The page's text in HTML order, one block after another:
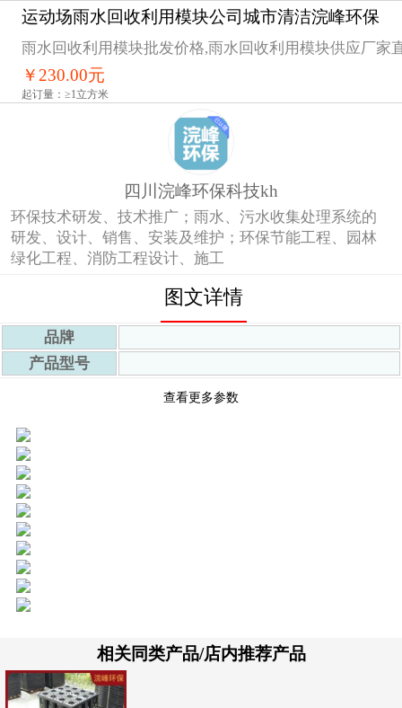
1
2
3
4
5
运动场雨水回收利用模块公司城市清洁浣峰环保
雨水回收利用模块批发价格,雨水回收利用模块供应厂
￥ 230.00元
起订量：≥1立方米
四川浣峰环保科技kh
环保技术研发、技术推广；雨水、污水收集处理系统的
研发、设计、销售、安装及维护；环保节能工程、园林
绿化工程、消防工程设计、施工
图文详情
品牌
产品型号
仓库所在地
报价方式
查看更多参数
相关同类产品/店内推荐产品